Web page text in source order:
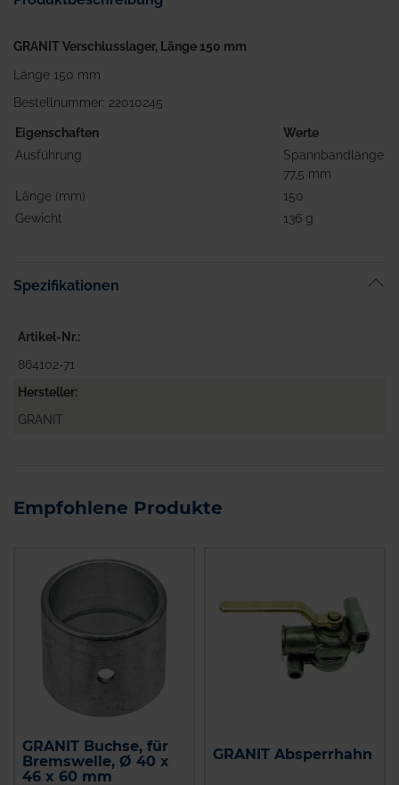
GRANIT Verschlusslager, Länge 150 mm
Länge 150 mm
Bestellnummer: 22010245
Eigenschaften
Werte
Ausführung
Spannbandlänge
77,5 mm
Länge (mm)
150
Gewicht
136 g
Spezifikationen
Artikel-Nr.
864102-71
Hersteller
GRANIT
Empfohlene Produkte
GRANIT Buchse, für
Bremswelle, Ø 40 x
46 x 60 mm
GRANIT Absperrhahn